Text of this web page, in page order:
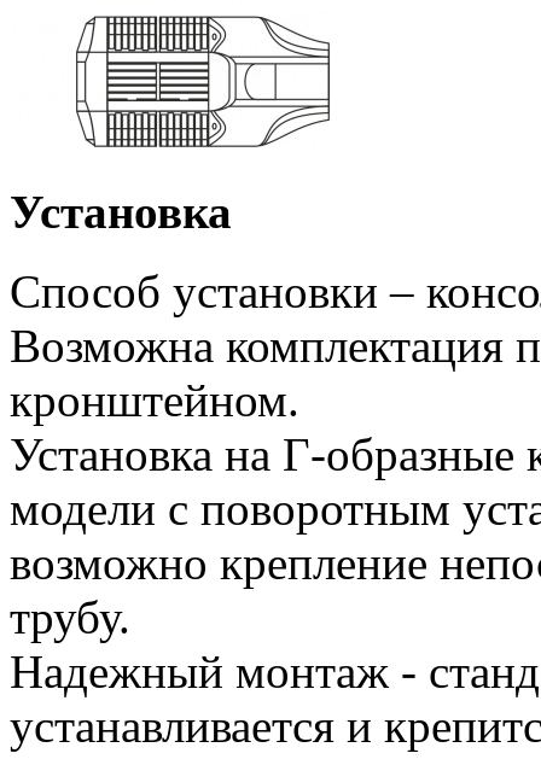
Установка
Способ установки –
Возможна комплектация
кронштейном.
Установка на Г-
модели с поворотным
возможно крепление
трубу.
Надежный монтаж -
устанавливается и